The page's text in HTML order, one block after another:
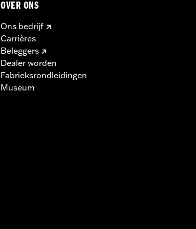
OVER ONS
Ons bedrijf
Carrières
Beleggers
Dealer worden
Fabrieksrondleidingen
Museum